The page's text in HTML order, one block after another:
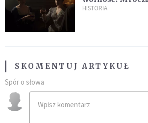
Fanny Lambert
HISTORIA
SKOMENTUJ ARTYKUŁ
Spór o słowa